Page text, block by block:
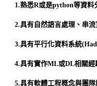
1.熟悉R或是python等資料
2.具有自然語言處理、串
3.具有平行化資料系統
4.具有實作ML或DL相關經
5.具有軟體工程概念與團